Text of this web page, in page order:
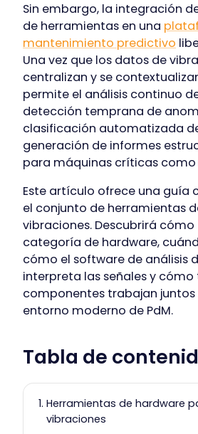
Sin embargo, la integración
de herramientas en una
mantenimiento predictivo
Una vez que los datos de
centralizan y se
permite el análisis continuo
detección temprana de
clasificación automatizada
generación de informes
para máquinas críticas
Este artículo ofrece una guía
el conjunto de herramientas
vibraciones. Descubrirá
categoría de hardware,
cómo el software de análisis
interpreta las señales y cómo
componentes trabajan juntos
entorno moderno de PdM.
Tabla de
Herramientas de hardware
vibraciones